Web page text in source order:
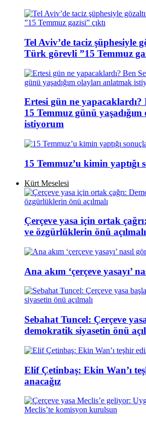
Tel Aviv’de taciz şüphesiyle
Türk görevli ”15 Temmuz
Ertesi gün ne yapacaklardı?
15 Temmuz günü
istiyorum
15 Temmuz’u kimin yaptığı
Kürt Meselesi
Çerçeve yasa için ortak
ve özgürlüklerin önü açılmalı
Ana akım ‘çerçeve yasayı’
Sebahat Tuncel: Çerçeve
demokratik siyasetin önü
Elif Çetinbaş: Ekin Wan’ı
anacağız